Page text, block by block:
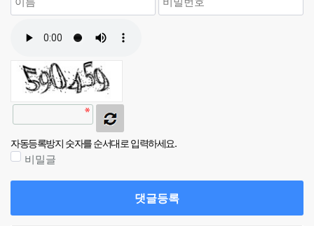
자동등록방지 숫자를 순서대로 입력하세요.
비밀글
댓글등록